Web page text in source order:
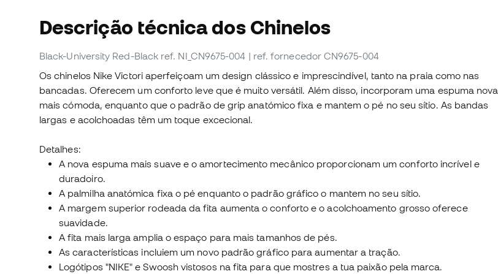
Descrição técnica dos Chinelos
Black-University Red-Black ref. NI_CN9675-004 | ref. fornecedor CN9675-004
Os chinelos Nike Victori aperfeiçoam um design clássico e imprescindível, tanto na praia como nas
bancadas. Oferecem um conforto leve que é muito versátil. Além disso, incorporam uma espuma nova
mais cómoda, enquanto que o padrão de grip anatómico fixa e mantem o pé no seu sítio. As bandas
largas e acolchoadas têm um toque excecional.
Detalhes:
A nova espuma mais suave e o amortecimento mecânico proporcionam um conforto incrível e
duradoiro.
A palmilha anatómica fixa o pé enquanto o padrão gráfico o mantem no seu sítio.
A margem superior rodeada da fita aumenta o conforto e o acolchoamento grosso oferece
suavidade.
A fita mais larga amplia o espaço para mais tamanhos de pés.
As características incluiem um novo padrão gráfico para aumentar a tração.
Logótipos "NIKE" e Swoosh vistosos na fita para que mostres a tua paixão pela marca.